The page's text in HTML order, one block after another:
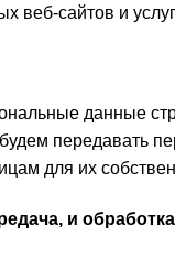
веб-сайтов и
данные
передавать
для их
и обработка